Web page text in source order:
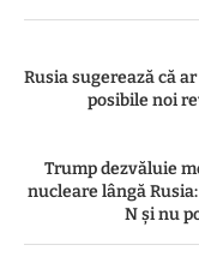
Rusia sugerează că
posibile noi
Trump dezvăluie
nucleare lângă
N și nu